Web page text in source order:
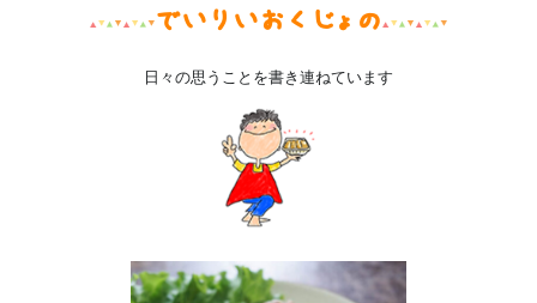
でいりいおくじょの
日々の思うことを書き連ねています